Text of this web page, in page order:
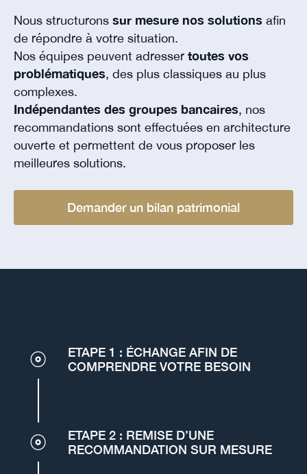
Nous structurons sur mesure nos solutions afin
de répondre à votre situation.
Nos équipes peuvent adresser toutes vos
problématiques, des plus classiques au plus
complexes.
Indépendantes des groupes bancaires, nos
recommandations sont effectuées en architecture
ouverte et permettent de vous proposer les
meilleures solutions.
Demander un bilan patrimonial
ETAPE 1 : ÉCHANGE AFIN DE
COMPRENDRE VOTRE BESOIN
ETAPE 2 : REMISE D’UNE
RECOMMANDATION SUR MESURE